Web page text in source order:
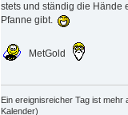
stets und ständig die Hände
Pfanne gibt.
MetGold
Ein ereignisreicher Tag ist
Kalender)